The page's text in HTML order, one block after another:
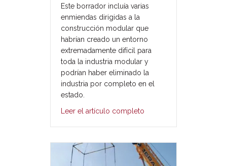
Este borrador incluía varias
enmiendas dirigidas a la
construcción modular que
habrían creado un entorno
extremadamente difícil para
toda la industria modular y
podrían haber eliminado la
industria por completo en el
estado.
Leer el artículo completo